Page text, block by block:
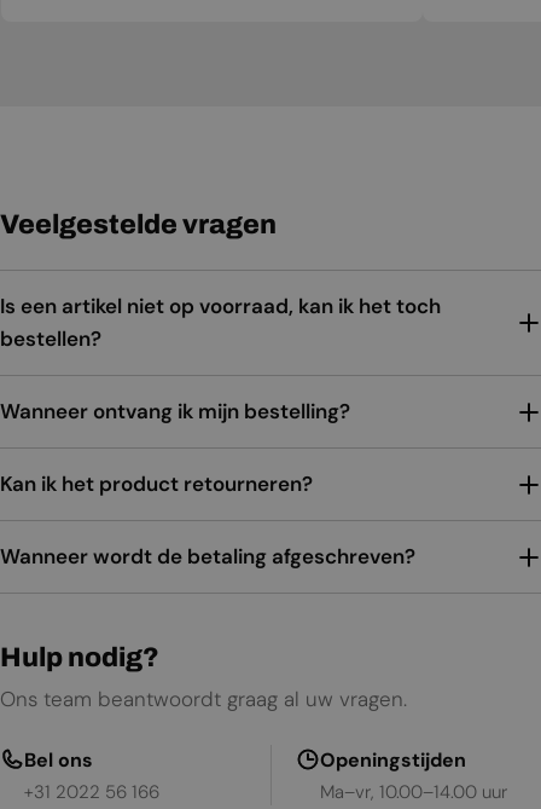
Veelgestelde vragen
Is een artikel niet op voorraad, kan ik het toch
bestellen?
Wanneer ontvang ik mijn bestelling?
Kan ik het product retourneren?
Wanneer wordt de betaling afgeschreven?
Hulp nodig?
Ons team beantwoordt graag al uw vragen.
Bel ons
+31 2022 56 166
Openingstijden
Ma–vr, 10.00–14.00 uur